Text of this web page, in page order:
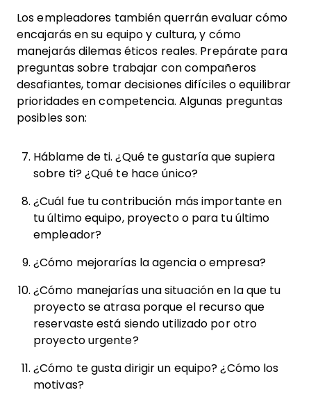
Los empleadores también querrán evaluar cómo
encajarás en su equipo y cultura, y cómo
manejarás dilemas éticos reales. Prepárate para
preguntas sobre trabajar con compañeros
desafiantes, tomar decisiones difíciles o equilibrar
prioridades en competencia. Algunas preguntas
posibles son:
Háblame de ti. ¿Qué te gustaría que supiera
sobre ti? ¿Qué te hace único?
¿Cuál fue tu contribución más importante en
tu último equipo, proyecto o para tu último
empleador?
¿Cómo mejorarías la agencia o empresa?
¿Cómo manejarías una situación en la que tu
proyecto se atrasa porque el recurso que
reservaste está siendo utilizado por otro
proyecto urgente?
¿Cómo te gusta dirigir un equipo? ¿Cómo los
motivas?